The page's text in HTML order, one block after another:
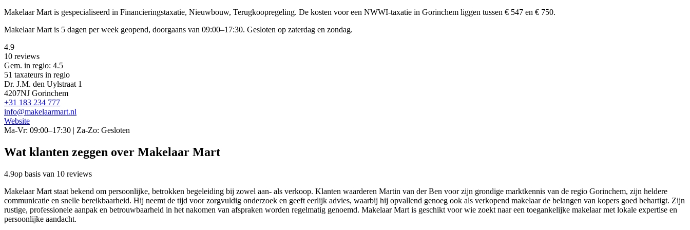
Makelaar Mart is gespecialiseerd in Financieringstaxatie, Nieuwbouw, Terugkoopregeling. De kosten voor een NWWI-taxatie in Gorinchem liggen tussen € 547 en € 750.
Makelaar Mart is 5 dagen per week geopend, doorgaans van 09:00–17:30. Gesloten op zaterdag en zondag.
4.9
10 reviews
Gem. in regio: 4.5
51 taxateurs in regio
Dr. J.M. den Uylstraat 1
4207NJ Gorinchem
+31 183 234 777
info@makelaarmart.nl
Website
Ma-Vr: 09:00–17:30 | Za-Zo: Gesloten
Wat klanten zeggen over Makelaar Mart
4.9op basis van 10 reviews
Makelaar Mart staat bekend om persoonlijke, betrokken begeleiding bij zowel aan- als verkoop. Klanten waarderen Martin van der Ben voor zijn grondige marktkennis van de regio Gorinchem, zijn heldere
communicatie en snelle bereikbaarheid. Hij neemt de tijd voor zorgvuldig onderzoek en geeft eerlijk advies, waarbij hij opvallend genoeg ook als verkopend makelaar de belangen van kopers goed behartigt. Zijn
rustige, professionele aanpak en betrouwbaarheid in het nakomen van afspraken worden regelmatig genoemd. Makelaar Mart is geschikt voor wie zoekt naar een toegankelijke makelaar met lokale expertise en
persoonlijke aandacht.